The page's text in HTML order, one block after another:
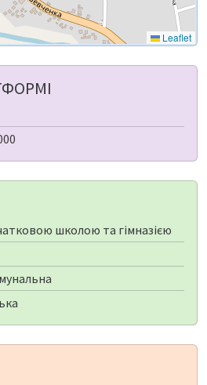
Leaflet
школою та гімназією